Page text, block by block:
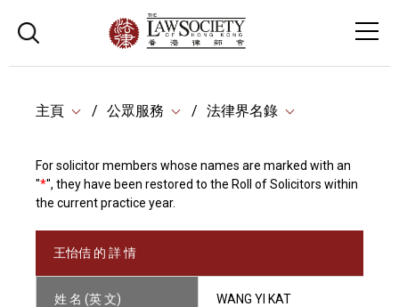
主頁 公眾服務 法律界名錄
For solicitor members whose names are marked with an
"*", they have been restored to the Roll of Solicitors within
the current practice year.
王怡佶 的 詳 情
姓 名 (英 文) WANG YI KAT